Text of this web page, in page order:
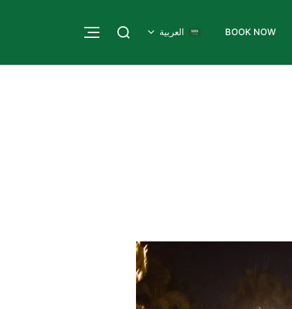
BOOK NOW العربية